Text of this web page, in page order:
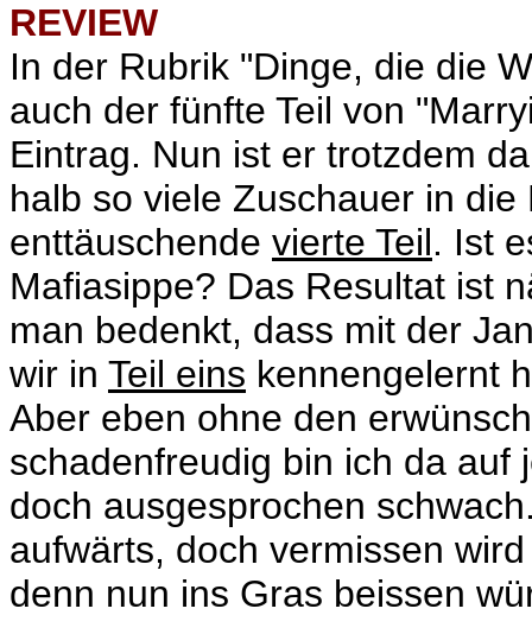
REVIEW
In der Rubrik "Dinge, die die
auch der fünfte Teil von
Eintrag. Nun ist er trotzdem
halb so viele Zuschauer in
enttäuschende vierte Teil. Ist
Mafiasippe? Das Resultat ist
man bedenkt, dass mit der
wir in Teil eins kennengelernt
Aber eben ohne den
schadenfreudig bin ich da auf
doch ausgesprochen
aufwärts, doch vermissen
denn nun ins Gras beissen